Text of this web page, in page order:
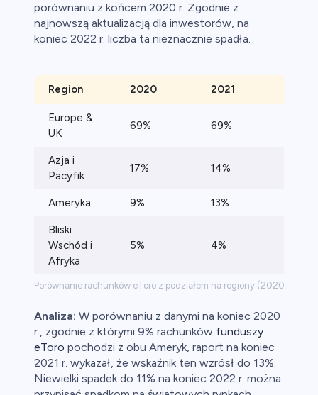
porównaniu z końcem 2020 r. Zgodnie z
najnowszą aktualizacją dla inwestorów, na
koniec 2022 r. liczba ta nieznacznie spadła.
Porównanie rachunków eToro z podziałem na regiony (2020 vs
Region 2020 2021
Europe &
UK
69% 69%
Azja i
Pacyfik
17% 14%
Ameryka 9% 13%
Bliski
Wschód i
Afryka
5% 4%
Analiza: W porównaniu z danymi na koniec 2020
r., zgodnie z którymi 9% rachunków funduszy
eToro pochodzi z obu Ameryk, raport na koniec
2021 r. wykazał, że wskaźnik ten wzrósł do 13%.
Niewielki spadek do 11% na koniec 2022 r. można